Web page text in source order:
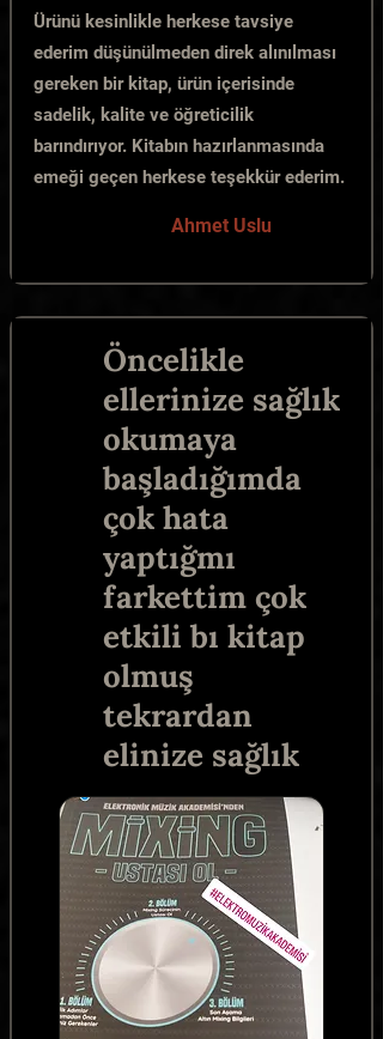
Ürünü kesinlikle herkese tavsiye
ederim düşünülmeden direk alınılması
gereken bir kitap, ürün içerisinde
sadelik, kalite ve öğreticilik
barındırıyor. Kitabın hazırlanmasında
emeği geçen herkese teşekkür ederim.
Ahmet Uslu
Öncelikle
ellerinize sağlık
okumaya
başladığımda
çok hata
yaptığmı
farkettim çok
etkili bı kitap
olmuş
tekrardan
elinize sağlık